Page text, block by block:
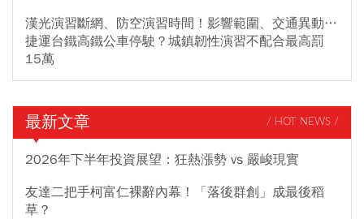
漢光演習斷網、防空演習時間！影響範圍、交通異動…
捷運台鐵高鐵公車停駛？城鎮韌性演習不配合最高罰
15萬
最新文章 / HOT NEWS /
2026年下半年投資展望：狂熱漲勢 vs 嚴峻現實
友達二把手柯富仁裸辭內幕！「落後群創」成最後稻
草？